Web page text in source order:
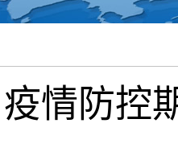
疫情防控